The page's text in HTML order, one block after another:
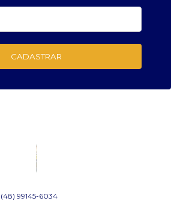
CADASTRAR
(48) 99145-6034